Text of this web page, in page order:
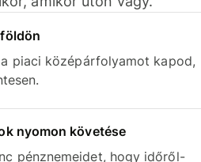
piaci középárfolyamot kapod,
nyomon követése
pénznemeidet, hogy időről-